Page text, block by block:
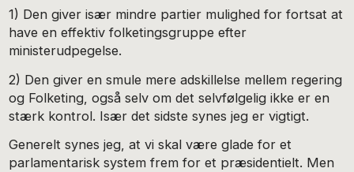
1) Den giver især mindre partier mulighed for fortsat at
have en effektiv folketingsgruppe efter
ministerudpegelse.
2) Den giver en smule mere adskillelse mellem regering
og Folketing, også selv om det selvfølgelig ikke er en
stærk kontrol. Især det sidste synes jeg er vigtigt.
Generelt synes jeg, at vi skal være glade for et
parlamentarisk system frem for et præsidentielt. Men